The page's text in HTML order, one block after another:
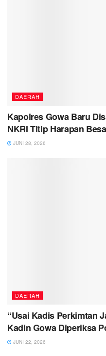
DAERAH
Kapolres Gowa Baru
NKRI Titip Harapan
JUNI 28, 2026
DAERAH
“Usai Kadis Perkimtan
Kadin Gowa Diperiksa
JUNI 22, 2026